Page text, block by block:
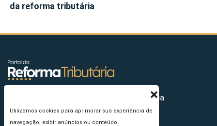
Utilizamos cookies para aprimorar sua experiência de
navegação, exibir anúncios ou conteúdo
da reforma tributária
Sua plataforma de inteligência estratégica